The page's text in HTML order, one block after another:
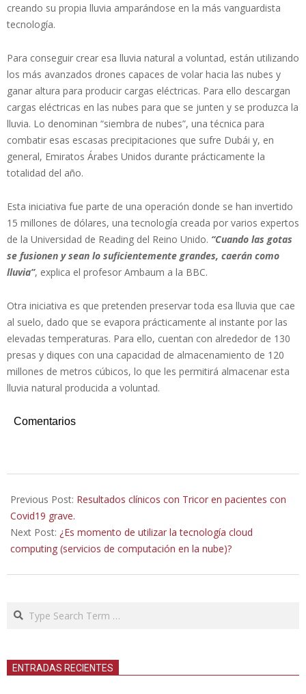
creando su propia lluvia amparándose en la más vanguardista
tecnología.
Para conseguir crear esa lluvia natural a voluntad, están utilizando
los más avanzados drones capaces de volar hacia las nubes y
ganar altura para producir cargas eléctricas. Para ello descargan
cargas eléctricas en las nubes para que se junten y se produzca la
lluvia. Lo denominan “siembra de nubes”, una técnica para
combatir esas escasas precipitaciones que sufre Dubái y, en
general, Emiratos Árabes Unidos durante prácticamente la
totalidad del año.
Esta iniciativa fue parte de una operación donde se han invertido
15 millones de dólares, una tecnología creada por varios expertos
de la Universidad de Reading del Reino Unido. “Cuando las gotas
se fusionen y sean lo suficientemente grandes, caerán como
lluvia”, explica el profesor Ambaum a la BBC.
Otra iniciativa es que pretenden preservar toda esa lluvia que cae
al suelo, dado que se evapora prácticamente al instante por las
elevadas temperaturas. Para ello, cuentan con alrededor de 130
presas y diques con una capacidad de almacenamiento de 120
millones de metros cúbicos, lo que les permitirá almacenar esta
lluvia natural producida a voluntad.
Comentarios
08-
24
Previous Post: Resultados clínicos con Tricor en pacientes con
Covid19 grave.
Next Post: ¿Es momento de utilizar la tecnología cloud
computing (servicios de computación en la nube)?
Search
ENTRADAS RECIENTES